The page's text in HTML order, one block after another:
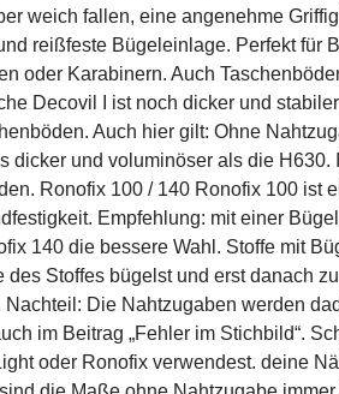
weich fallen, eine angenehme
reißfeste Bügeleinlage. Perfekt für
oder Karabinern. Auch
Decovil I ist noch dicker und
Auch hier gilt: Ohne
und voluminöser als die H630.
Ronofix 100 / 140 Ronofix 100 ist
Empfehlung: mit einer
140 die bessere Wahl. Stoffe mit
Stoffes bügelst und erst danach
Die Nahtzugaben werden
im Beitrag „Fehler im Stichbild“.
oder Ronofix verwendest. deine